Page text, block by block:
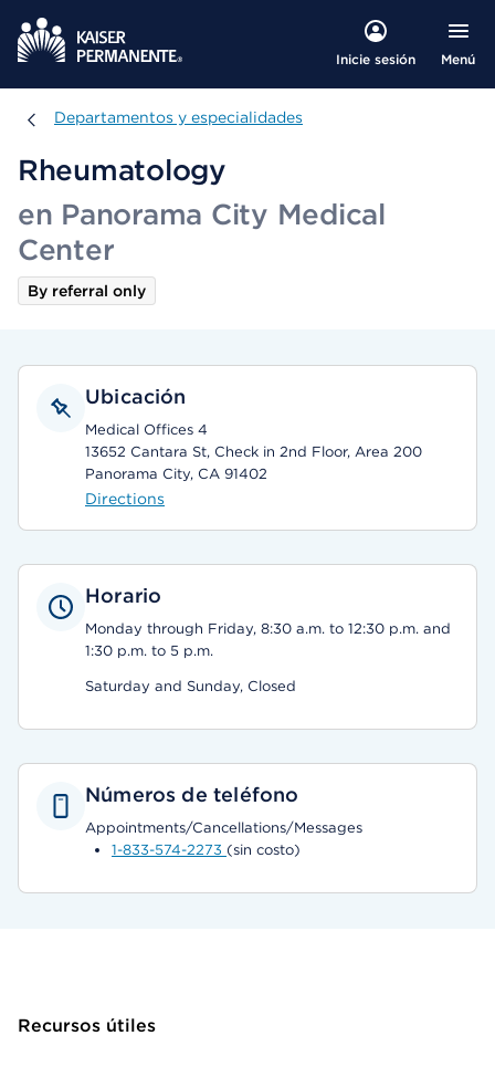
Inicie sesión Menú
Departamentos y especialidades
Departamentos y especialidades
Rheumatology
en Panorama City Medical
Center
By referral only
Ubicación
Medical Offices 4
13652 Cantara St, Check in 2nd Floor, Area 200
Panorama City, CA 91402
Directions
Horario
Monday through Friday, 8:30 a.m. to 12:30 p.m. and
1:30 p.m. to 5 p.m.
Saturday and Sunday, Closed
Números de teléfono
Appointments/Cancellations/Messages
1-833-574-2273 (sin costo)
Recursos útiles